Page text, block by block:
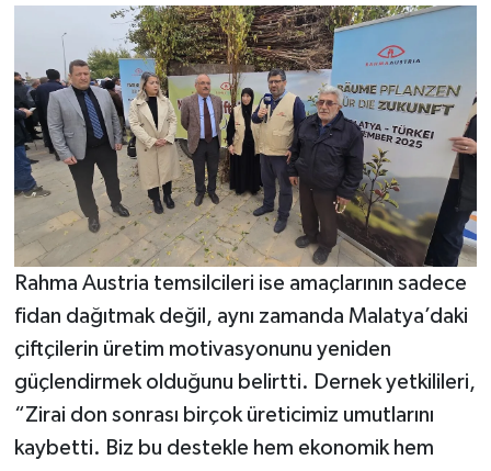
Rahma Austria temsilcileri ise amaçlarının sadece
fidan dağıtmak değil, aynı zamanda Malatya’daki
çiftçilerin üretim motivasyonunu yeniden
güçlendirmek olduğunu belirtti. Dernek yetkilileri,
“Zirai don sonrası birçok üreticimiz umutlarını
kaybetti. Biz bu destekle hem ekonomik hem